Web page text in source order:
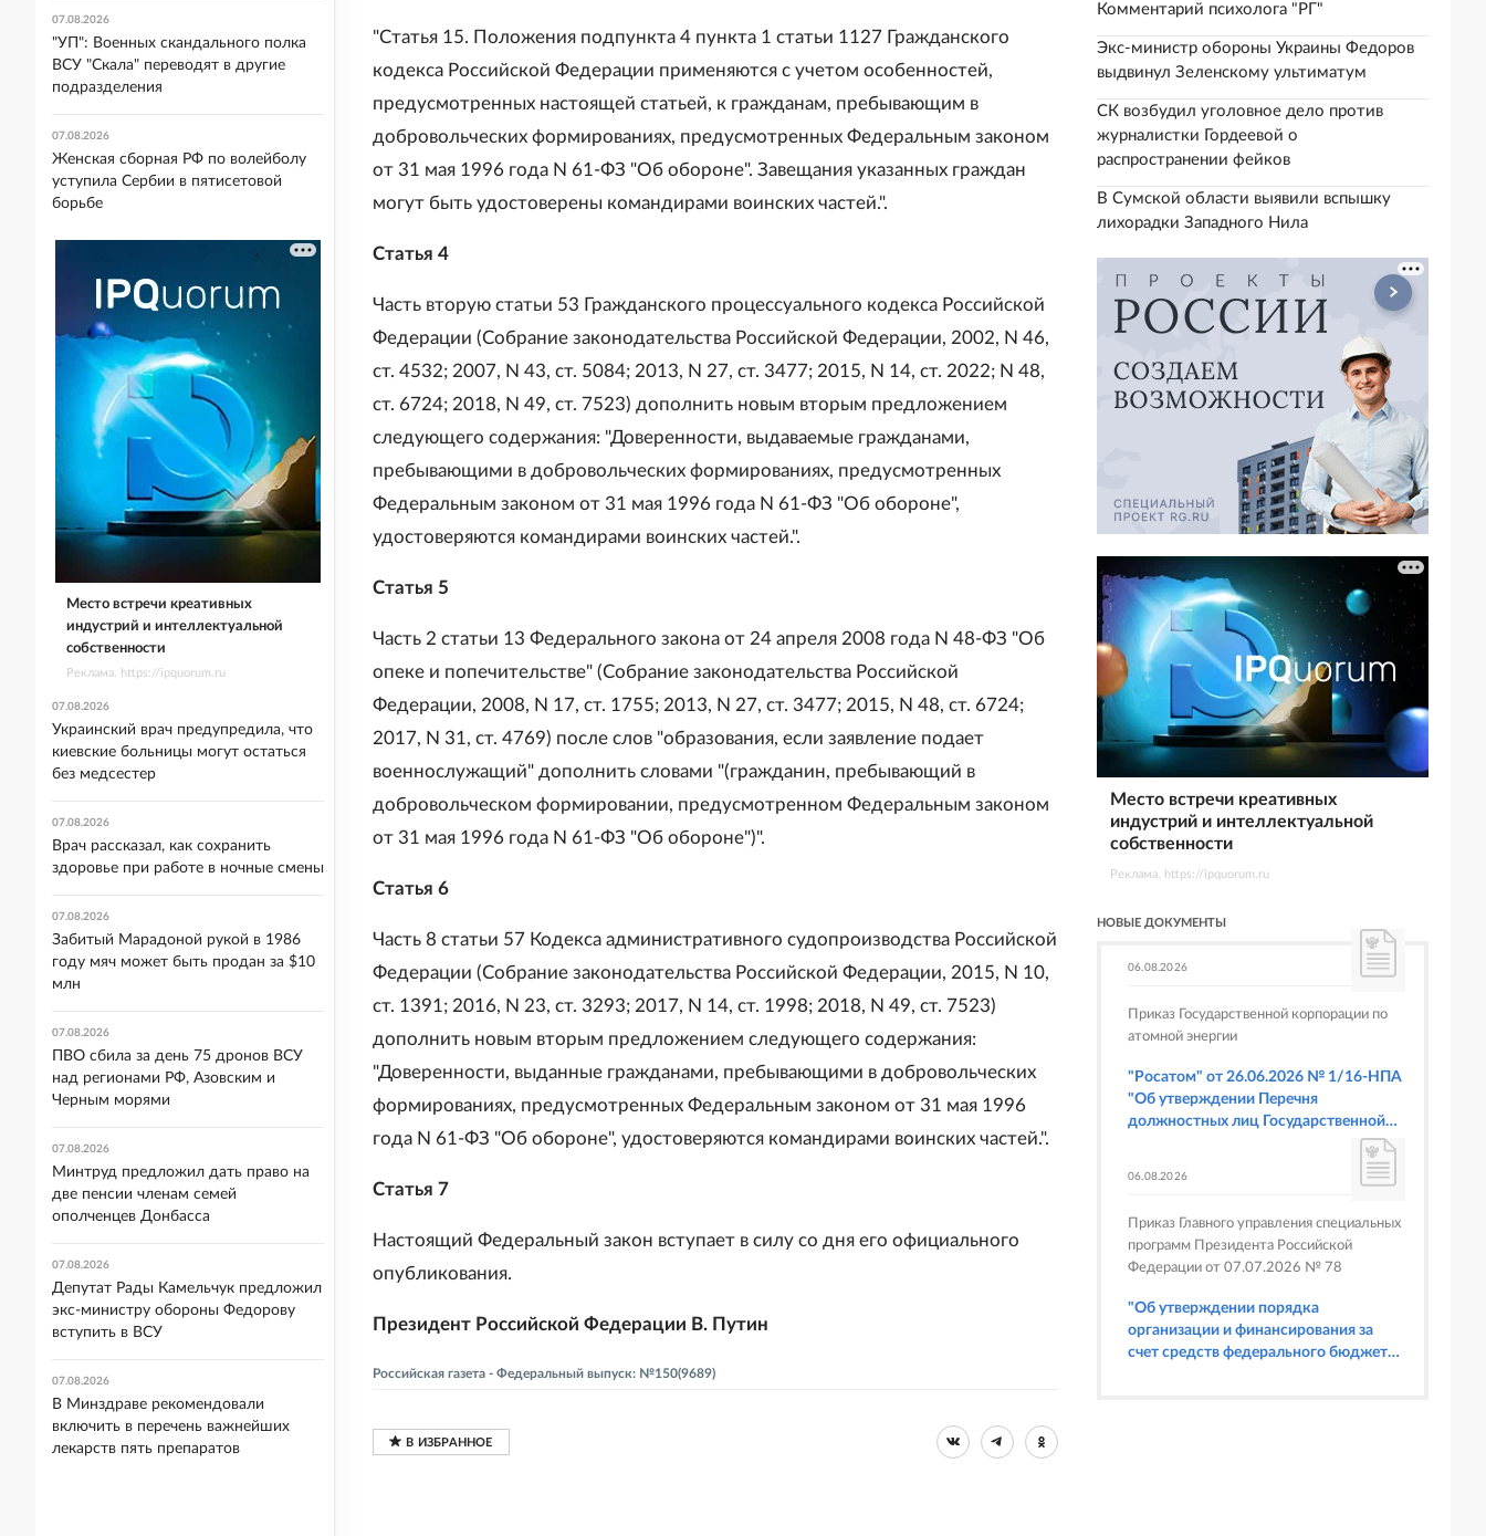
"Статья 15. Положения подпункта 4 пункта 1 статьи 1127 Гражданского
кодекса Российской Федерации применяются с учетом особенностей,
предусмотренных настоящей статьей, к гражданам, пребывающим в
добровольческих формированиях, предусмотренных Федеральным законом
от 31 мая 1996 года N 61-ФЗ "Об обороне". Завещания указанных граждан
могут быть удостоверены командирами воинских частей.".
Статья 4
Часть вторую статьи 53 Гражданского процессуального кодекса Российской
Федерации (Собрание законодательства Российской Федерации, 2002, N 46,
ст. 4532; 2007, N 43, ст. 5084; 2013, N 27, ст. 3477; 2015, N 14, ст. 2022; N 48,
ст. 6724; 2018, N 49, ст. 7523) дополнить новым вторым предложением
следующего содержания: "Доверенности, выдаваемые гражданами,
пребывающими в добровольческих формированиях, предусмотренных
Федеральным законом от 31 мая 1996 года N 61-ФЗ "Об обороне",
удостоверяются командирами воинских частей.".
Статья 5
Часть 2 статьи 13 Федерального закона от 24 апреля 2008 года N 48-ФЗ "Об
опеке и попечительстве" (Собрание законодательства Российской
Федерации, 2008, N 17, ст. 1755; 2013, N 27, ст. 3477; 2015, N 48, ст. 6724;
2017, N 31, ст. 4769) после слов "образования, если заявление подает
военнослужащий" дополнить словами "(гражданин, пребывающий в
добровольческом формировании, предусмотренном Федеральным законом
от 31 мая 1996 года N 61-ФЗ "Об обороне")".
Статья 6
Часть 8 статьи 57 Кодекса административного судопроизводства Российской
Федерации (Собрание законодательства Российской Федерации, 2015, N 10,
ст. 1391; 2016, N 23, ст. 3293; 2017, N 14, ст. 1998; 2018, N 49, ст. 7523)
дополнить новым вторым предложением следующего содержания:
"Доверенности, выданные гражданами, пребывающими в добровольческих
формированиях, предусмотренных Федеральным законом от 31 мая 1996
года N 61-ФЗ "Об обороне", удостоверяются командирами воинских частей.".
Статья 7
Настоящий Федеральный закон вступает в силу со дня его официального
опубликования.
Президент Российской Федерации В. Путин
Российская газета - Федеральный выпуск: №150(9689)
Комментарий психолога "РГ"
Экс-министр обороны Украины Федоров
выдвинул Зеленскому ультиматум
СК возбудил уголовное дело против
журналистки Гордеевой о
распространении фейков
В Сумской области выявили вспышку
лихорадки Западного Нила
Место встречи креативных
индустрий и интеллектуальной
собственности
Реклама. https://ipquorum.ru
НОВЫЕ ДОКУМЕНТЫ
06.08.2026
Приказ Государственной корпорации по
атомной энергии
"Росатом" от 26.06.2026 № 1/16-НПА
"Об утверждении Перечня
должностных лиц Государственной
корпорации по атомной энергии
предусмотренных статьями 6.3, 8.1,
9.4, 9.5 и 9.5.1, частью 3 статьи 9.16,
статьей 14.44, частью 1 статьи 19.4,
статьей 19.4.1, частями 6 и 15 статьи
19.5, статьями 19.6 и 19.7, частью 1
статьи 19.26, статьей 19.33, частями 1,
2, 2.1, 6 и 6.1 статьи 20.4 Кодекса
06.08.2026
Приказ Главного управления специальных
программ Президента Российской
Федерации от 07.07.2026 № 78
"Об утверждении порядка
организации и финансирования за
счет средств федерального бюджета
07.08.2026
"УП": Военных скандального полка
ВСУ "Скала" переводят в другие
подразделения
07.08.2026
Женская сборная РФ по волейболу
уступила Сербии в пятисетовой
борьбе
Место встречи креативных
индустрий и интеллектуальной
собственности
Реклама. https://ipquorum.ru
07.08.2026
Украинский врач предупредила, что
киевские больницы могут остаться
без медсестер
07.08.2026
Врач рассказал, как сохранить
здоровье при работе в ночные смены
07.08.2026
Забитый Марадоной рукой в 1986
году мяч может быть продан за $10
млн
07.08.2026
ПВО сбила за день 75 дронов ВСУ
над регионами РФ, Азовским и
Черным морями
07.08.2026
Минтруд предложил дать право на
две пенсии членам семей
ополченцев Донбасса
07.08.2026
Депутат Рады Камельчук предложил
экс-министру обороны Федорову
вступить в ВСУ
07.08.2026
В Минздраве рекомендовали
включить в перечень важнейших
лекарств пять препаратов